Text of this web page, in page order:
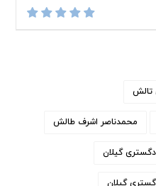
تالش
محمدناصر اشرف طالش
گیلان
گیلان